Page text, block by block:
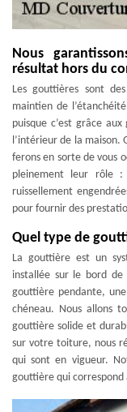
Nous
résultat hors du
Les gouttières sont
maintien de
puisque c’est grâce
l’intérieur de la maison.
ferons en sorte de vous
pleinement leur rôle
ruissellement
pour fournir des
Quel type de
La gouttière est un
installée sur le bord
gouttière pendante,
chéneau. Nous allons
gouttière solide et
sur votre toiture, nous
qui sont en vigueur.
gouttière qui correspond